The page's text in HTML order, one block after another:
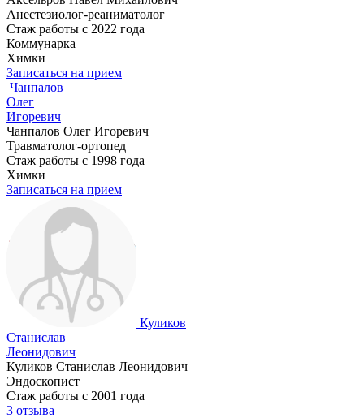
Анестезиолог-реаниматолог
Стаж работы с 2022 года
Коммунарка
Химки
Записаться на прием
Чанпалов
Олег
Игоревич
Чанпалов Олег Игоревич
Травматолог-ортопед
Стаж работы с 1998 года
Химки
Записаться на прием
Куликов
Станислав
Леонидович
Куликов Станислав Леонидович
Эндоскопист
Стаж работы с 2001 года
3 отзыва